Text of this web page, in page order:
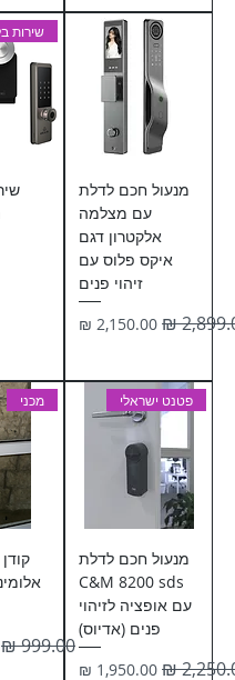
מנעול חכם לדלת
עם מצלמה
אלקטרון דגם
איקס פלוס עם
זיהוי פנים
רגיל
מחיר מבצע
שירות
פטנט ישראלי
מנעול חכם לדלת
C&M 8200 sds
עם אופציה לזיהוי
פנים (אדיוס)
רגיל
מחיר מבצע
מכני
מחיר רגיל